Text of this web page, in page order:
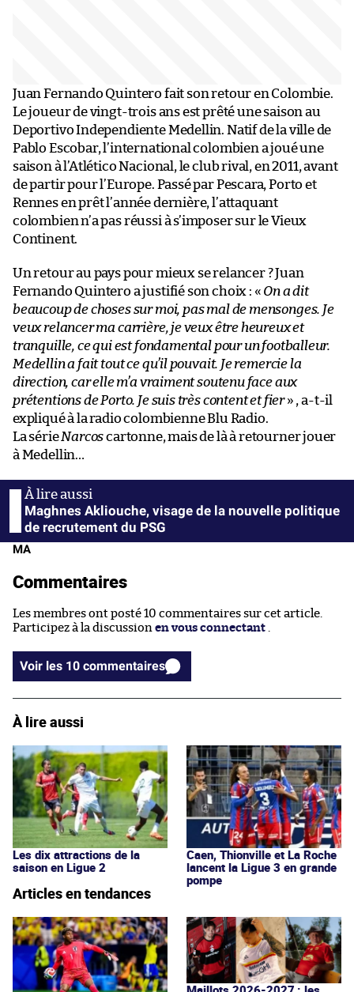
Juan Fernando Quintero fait son retour en Colombie.
Le joueur de vingt-trois ans est prêté une saison au
Deportivo Independiente Medellin. Natif de la ville de
Pablo Escobar, l’international colombien a joué une
saison à l’Atlético Nacional, le club rival, en 2011, avant
de partir pour l’Europe. Passé par Pescara, Porto et
Rennes en prêt l’année dernière, l’attaquant
colombien n’a pas réussi à s’imposer sur le Vieux
Continent.
Un retour au pays pour mieux se relancer ? Juan
Fernando Quintero a justifié son choix : « On a dit
beaucoup de choses sur moi, pas mal de mensonges. Je
veux relancer ma carrière, je veux être heureux et
tranquille, ce qui est fondamental pour un footballeur.
Medellin a fait tout ce qu’il pouvait. Je remercie la
direction, car elle m’a vraiment soutenu face aux
prétentions de Porto. Je suis très content et fier» , a-t-il
expliqué à la radio colombienne Blu Radio.
La sérieNarcoscartonne, mais de là à retourner jouer
à Medellin…
Maghnes Akliouche, visage de la nouvelle politique
de recrutement du PSG
MA
Commentaires
Les membres ont posté 10 commentaires sur cet article.
Participez à la discussion en vous connectant
Voir les 10 commentaires
À lire aussi
Les dix attractions de la
saison en Ligue 2
Caen, Thionville et La Roche
lancent la Ligue 3 en grande
pompe
Articles en tendances